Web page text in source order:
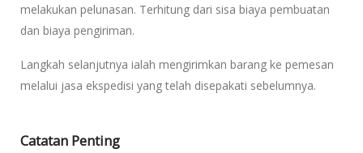
melakukan pelunasan. Terhitung dari sisa biaya pembuatan
dan biaya pengiriman.
Langkah selanjutnya ialah mengirimkan barang ke pemesan
melalui jasa ekspedisi yang telah disepakati sebelumnya.
Catatan Penting